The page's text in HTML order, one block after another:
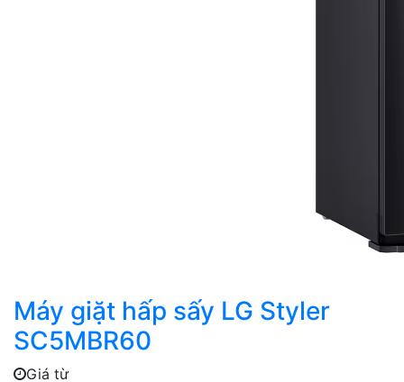
Máy giặt hấp sấy LG Styler
SC5MBR60
Giá từ